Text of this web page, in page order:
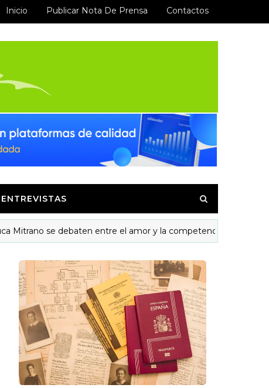
Inicio Publicar Nota De Prensa Contactos
ENTREVISTAS
se debaten entre el amor y la competencia